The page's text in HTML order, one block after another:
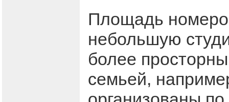
Площадь
небольшую
более
семьей,